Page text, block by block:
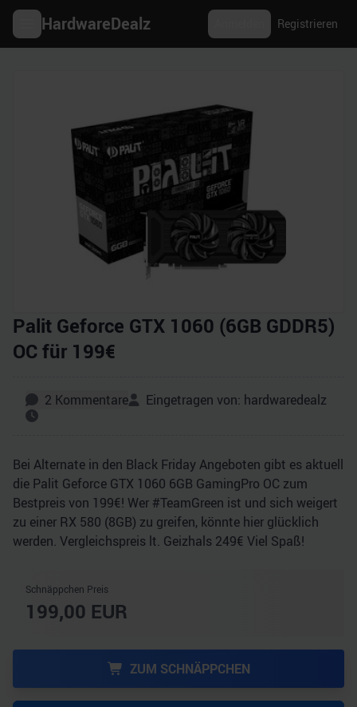
HardwareDealz Registrieren
Palit Geforce GTX 1060 (6GB GDDR5)
OC für 199€
2 Kommentare Eingetragen von: hardwaredealz
Bei Alternate in den Black Friday Angeboten gibt es aktuell
die Palit Geforce GTX 1060 6GB GamingPro OC zum
Bestpreis von 199€! Wer #TeamGreen ist und sich weigert
zu einer RX 580 (8GB) zu greifen, könnte hier glücklich
werden. Vergleichspreis lt. Geizhals 249€ Viel Spaß!
Schnäppchen Preis
199,00 EUR
ZUM SCHNÄPPCHEN